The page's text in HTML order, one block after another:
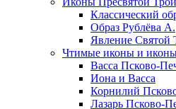
Классический
Образ Рублёва А.
Явление Святой
Чтимые иконы и
Васса Псково-
Иона и Васса
Корнилий
Лазарь Псково-